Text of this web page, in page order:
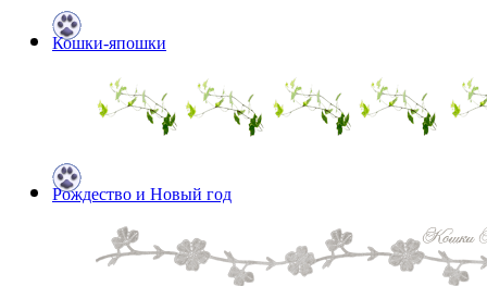
Кошки-япошки
Рождество и Новый год